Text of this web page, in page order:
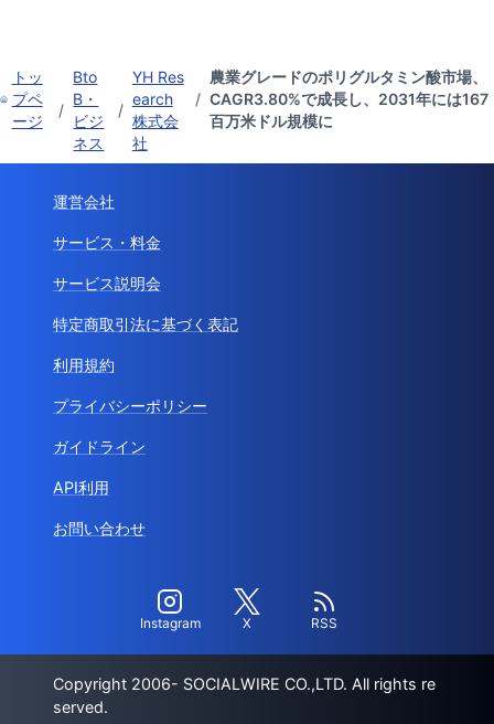
トッ
プペ
ージ
/
Bto
B・
ビジ
ネス
/
YH Res
earch
株式会
社
/
農業グレードのポリグルタミン酸市場、
CAGR3.80%で成長し、2031年には167
百万米ドル規模に
運営会社
サービス・料金
サービス説明会
特定商取引法に基づく表記
利用規約
プライバシーポリシー
ガイドライン
API利用
お問い合わせ
Instagram X RSS
Copyright 2006- SOCIALWIRE CO.,LTD. All rights re
served.